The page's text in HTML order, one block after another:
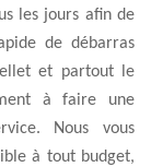
les jours afin de
de débarras
et partout le
à faire une
Nous vous
à tout budget,